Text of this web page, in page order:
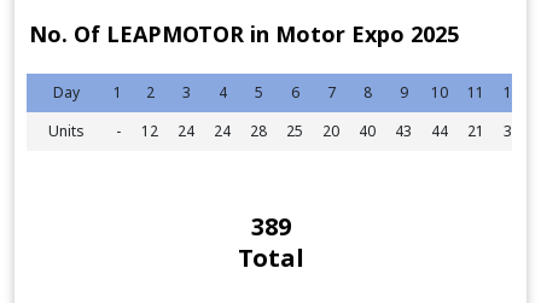
No. Of LEAPMOTOR in Motor Expo 2025
Day 1 2 3 4 5 6 7 8 9 10 11 12
Units
- 12 24 24 28 25 20 40 43 44 21 34
389
Total